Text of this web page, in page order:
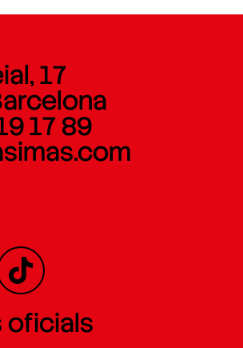
17
17 89
oficials